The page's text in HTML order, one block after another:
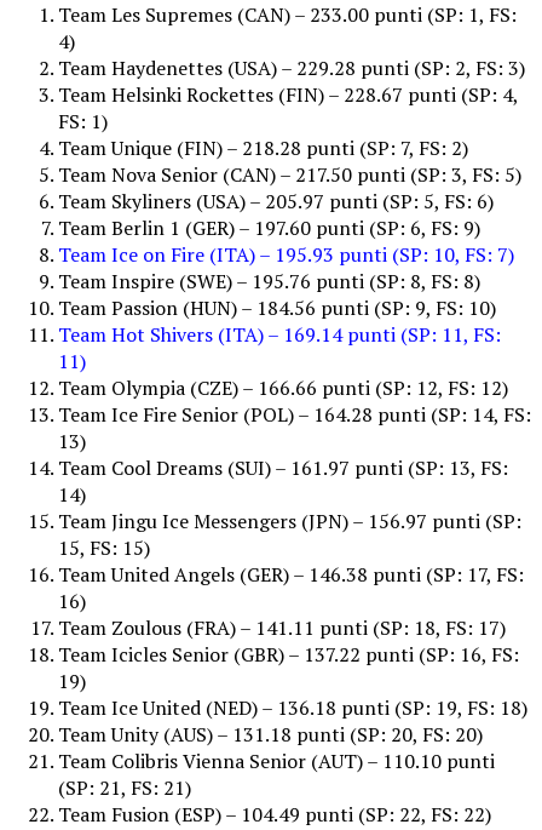
Team Les Supremes (CAN) – 233.00 punti (SP: 1, FS:
4)
Team Haydenettes (USA) – 229.28 punti (SP: 2, FS: 3)
Team Helsinki Rockettes (FIN) – 228.67 punti (SP: 4,
FS: 1)
Team Unique (FIN) – 218.28 punti (SP: 7, FS: 2)
Team Nova Senior (CAN) – 217.50 punti (SP: 3, FS: 5)
Team Skyliners (USA) – 205.97 punti (SP: 5, FS: 6)
Team Berlin 1 (GER) – 197.60 punti (SP: 6, FS: 9)
Team Ice on Fire (ITA) – 195.93 punti (SP: 10, FS: 7)
Team Inspire (SWE) – 195.76 punti (SP: 8, FS: 8)
Team Passion (HUN) – 184.56 punti (SP: 9, FS: 10)
Team Hot Shivers (ITA) – 169.14 punti (SP: 11, FS:
11)
Team Olympia (CZE) – 166.66 punti (SP: 12, FS: 12)
Team Ice Fire Senior (POL) – 164.28 punti (SP: 14, FS:
13)
Team Cool Dreams (SUI) – 161.97 punti (SP: 13, FS:
14)
Team Jingu Ice Messengers (JPN) – 156.97 punti (SP:
15, FS: 15)
Team United Angels (GER) – 146.38 punti (SP: 17, FS:
16)
Team Zoulous (FRA) – 141.11 punti (SP: 18, FS: 17)
Team Icicles Senior (GBR) – 137.22 punti (SP: 16, FS:
19)
Team Ice United (NED) – 136.18 punti (SP: 19, FS: 18)
Team Unity (AUS) – 131.18 punti (SP: 20, FS: 20)
Team Colibris Vienna Senior (AUT) – 110.10 punti
(SP: 21, FS: 21)
Team Fusion (ESP) – 104.49 punti (SP: 22, FS: 22)